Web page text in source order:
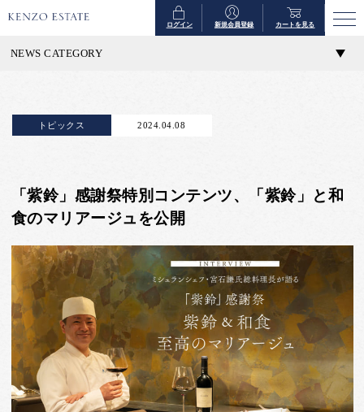
ログイン 新規会員登録 カートを見る
NEWS CATEGORY
トピックス 2024.04.08
「紫鈴」感謝祭特別コンテンツ、「紫鈴」と和
食のマリアージュを公開